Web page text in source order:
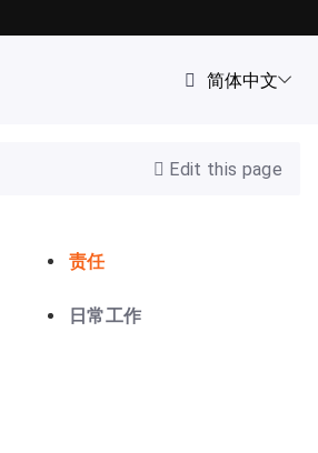
Edit this page
责任
日常工作